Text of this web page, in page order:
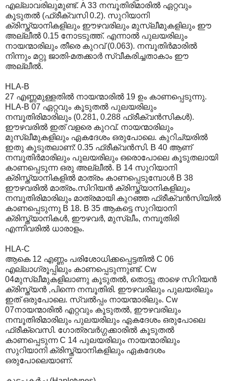
എല്ലാവരിലുമുണ്ട്. A 33 നമ്പൂതിരിമാരില്‍ ഏറ്റവും
കൂടുതല്‍ (ഫ്രീക്വസി 0.2). സുറിയാനി
ക്രിസ്ത്യാനികളിലും ഈഴവരിലും മുസ്ലീമുകളിലും ഈ
അല്ലീല്‍ 0.15 നോടടുത്ത്. എന്നാല്‍ പുലയരിലും
നായന്മാരിലും തീരെ കുറവ് (0.063). നമ്പൂതിര്‍മാരില്‍
നിന്നും മറ്റു ജാതി-മതക്കാര്‍ സ്വീകരിച്ചതാകാം ഈ
അല്ലീല്‍.
HLA-B
27 എണ്ണമുള്ളതില്‍ നായന്മാരില്‍ 19 ഉം കാണപ്പെടുന്നു.
HLA-B 07 ഏറ്റവും കൂടുതല്‍ പുലയരിലും
നമ്പൂതിരിമാരിലും (0.281, 0.288 ഫ്രീക്വന്‍സികള്‍).
ഈഴവരില്‍ ഇത് വളരെ കുറവ്. നായന്മാരിലും
മുസ്ലീമുകളിലും ഏകദേശം ഒരുപോലെ. കുറിച്യരില്‍
ഇതു കൂടുതലാണ്: 0.35 ഫ്രീക്വന്‍സി. B 40 ആണ്
നമ്പൂതിര്‍മാരിലും പുലയരിലും ഒരൊപോലെ കൂടുതലായി
കാണപ്പെടുന്ന ഒരു അല്ലീല്‍. B 14 സുറിയാനി
ക്രിസ്ത്യാനികളില്‍ മാത്രം കാണപ്പെടുമ്പോള്‍ B 38
ഈഴവരില്‍ മാത്രം.സിറിയന്‍ ക്രിസ്ത്യാനികളിലും
നമ്പൂതിരി‍മാരിലും മാത്രമായി കുറഞ്ഞ ഫ്രീക്വന്‍സിയില്‍
കാണപ്പെടുന്നു B 18. B 35 ആകട്ടെ സുറിയാനി
ക്രിസ്ത്യാനികള്‍, ഈഴവര്‍, മുസ്ലീം, നമ്പൂതിരി
എന്നിവരില്‍ ധാരാളം.
HLA-C
ആകെ 12 എണ്ണം പരിശോധിക്കപ്പെട്ടതില്‍ C 06
എല്ലാഗ്രൂപ്പിലും കാണപ്പെടുന്നുണ്ട്. Cw
04മുസ്ലീമുകളിലാണു കൂടുതല്‍, തൊട്ടു താഴെ സിറിയന്‍‍
ക്രിസ്ത്യന്‍ ,പിന്നെ നമ്പൂതിരി. ഈഴവരിലും പുലയരിലും
ഇത് ഒരുപോലെ. സ്വല്‍പ്പം നായന്മാരിലും. Cw
07നായന്മാരില്‍ എറ്റവും കൂടുതല്‍, ഈഴവരിലും
നമ്പൂതിരിമാരിലും പുലയരിലും ഏകദേശം ഒരുപോലെ
ഫ്രീക്വെസി. ഗോത്രവര്‍ഗ്ഗക്കാരില്‍ കൂടുതല്‍
കാണപ്പെടുന്ന C 14 പുലയരിലും നായന്മാരിലും
സുറിയാനി ക്രിസ്ത്യാനികളിലും ഏകദേശം
ഒരുപോലെയാണ്.